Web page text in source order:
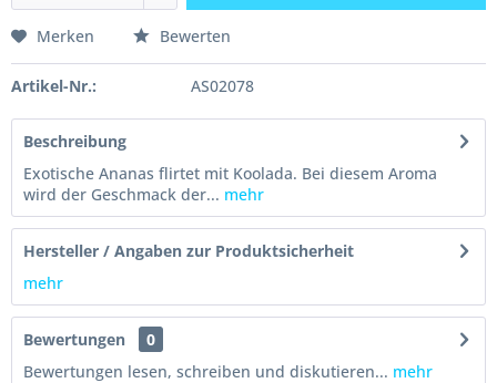
Merken Bewerten
Artikel-Nr.: AS02078
Beschreibung
Exotische Ananas flirtet mit Koolada. Bei diesem Aroma
wird der Geschmack der... mehr
Hersteller / Angaben zur Produktsicherheit
mehr
Bewertungen
0
Bewertungen lesen, schreiben und diskutieren... mehr